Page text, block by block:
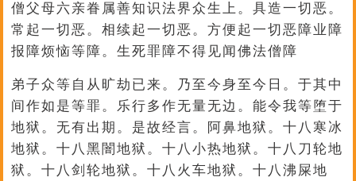
僧父母六亲眷属善知识法界众生上。具造一切恶。
常起一切恶。相续起一切恶。方便起一切恶障业障
报障烦恼等障。生死罪障不得见闻佛法僧障
弟子众等自从旷劫已来。乃至今身至今日。于其中
间作如是等罪。乐行多作无量无边。能令我等堕于
地狱。无有出期。是故经言。阿鼻地狱。十八寒冰
地狱。十八黑闇地狱。十八小热地狱。十八刀轮地
狱。十八剑轮地狱。十八火车地狱。十八沸屎地